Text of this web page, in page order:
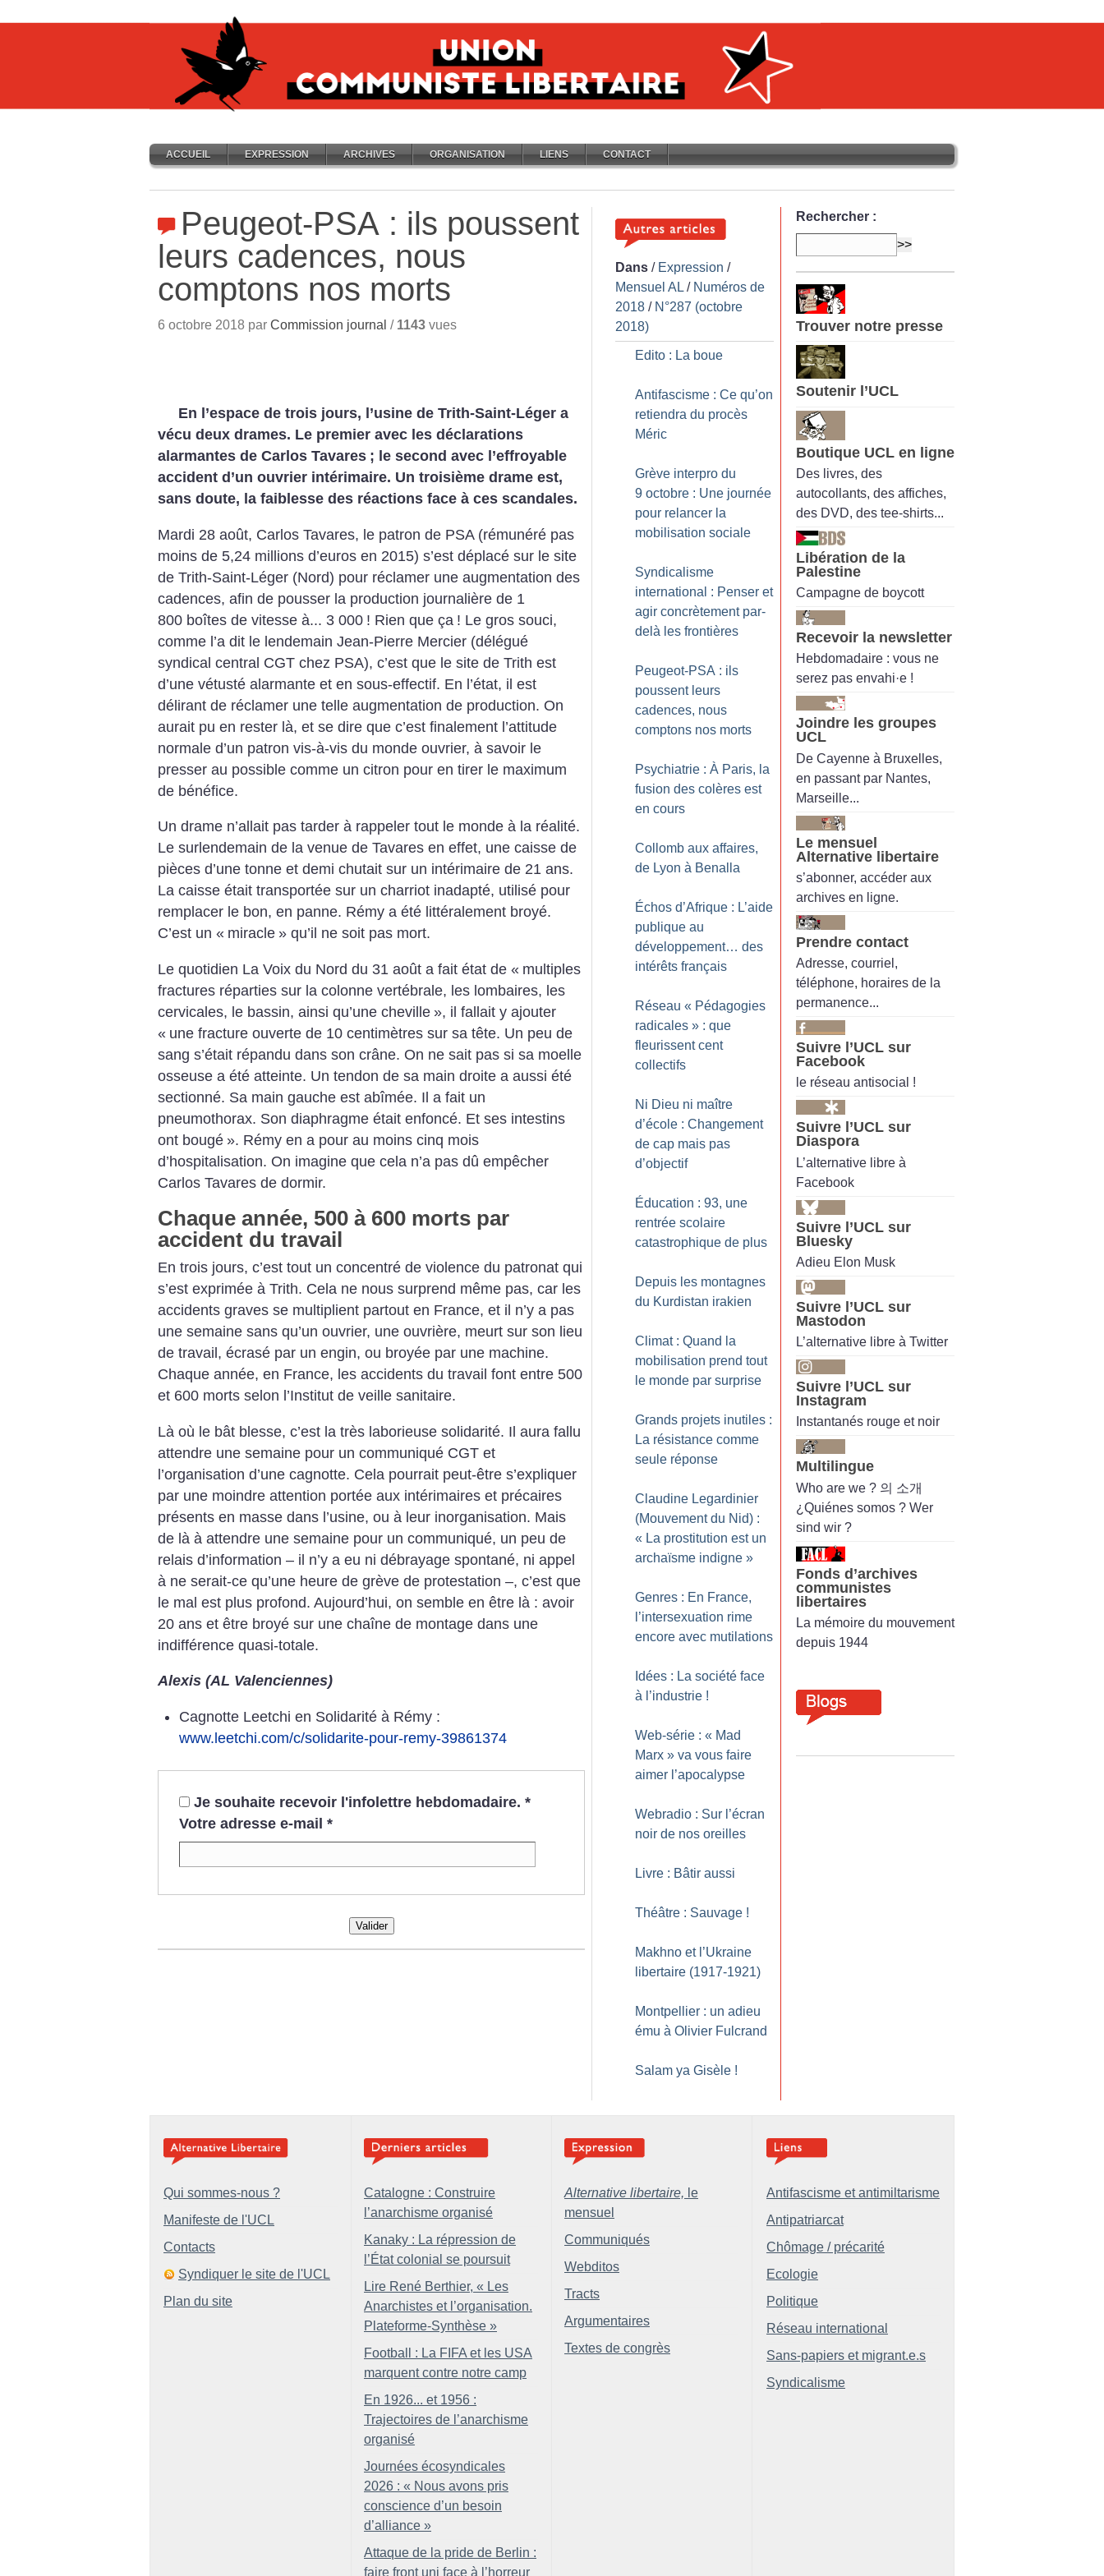
ACCUEIL EXPRESSION ARCHIVES ORGANISATION LIENS CONTACT
Peugeot-PSA : ils poussent
leurs cadences, nous
comptons nos morts
6 octobre 2018 par Commission journal / 1143 vues
En l’espace de trois jours, l’usine de Trith-Saint-Léger a
vécu deux drames. Le premier avec les déclarations
alarmantes de Carlos Tavares ; le second avec l’effroyable
accident d’un ouvrier intérimaire. Un troisième drame est,
sans doute, la faiblesse des réactions face à ces scandales.
Mardi 28 août, Carlos Tavares, le patron de PSA (rémunéré pas
moins de 5,24 millions d’euros en 2015) s’est déplacé sur le site
de Trith-Saint-Léger (Nord) pour réclamer une augmentation des
cadences, afin de pousser la production journalière de 1
800 boîtes de vitesse à... 3 000 ! Rien que ça ! Le gros souci,
comme l’a dit le lendemain Jean-Pierre Mercier (délégué
syndical central CGT chez PSA), c’est que le site de Trith est
d’une vétusté alarmante et en sous-effectif. En l’état, il est
délirant de réclamer une telle augmentation de production. On
aurait pu en rester là, et se dire que c’est finalement l’attitude
normale d’un patron vis-à-vis du monde ouvrier, à savoir le
presser au possible comme un citron pour en tirer le maximum
de bénéfice.
Un drame n’allait pas tarder à rappeler tout le monde à la réalité.
Le surlendemain de la venue de Tavares en effet, une caisse de
pièces d’une tonne et demi chutait sur un intérimaire de 21 ans.
La caisse était transportée sur un charriot inadapté, utilisé pour
remplacer le bon, en panne. Rémy a été littéralement broyé.
C’est un « miracle » qu’il ne soit pas mort.
Le quotidien La Voix du Nord du 31 août a fait état de « multiples
fractures réparties sur la colonne vertébrale, les lombaires, les
cervicales, le bassin, ainsi qu’une cheville », il fallait y ajouter
« une fracture ouverte de 10 centimètres sur sa tête. Un peu de
sang s’était répandu dans son crâne. On ne sait pas si sa moelle
osseuse a été atteinte. Un tendon de sa main droite a aussi été
sectionné. Sa main gauche est abîmée. Il a fait un
pneumothorax. Son diaphragme était enfoncé. Et ses intestins
ont bougé ». Rémy en a pour au moins cinq mois
d’hospitalisation. On imagine que cela n’a pas dû empêcher
Carlos Tavares de dormir.
Chaque année, 500 à 600 morts par
accident du travail
En trois jours, c’est tout un concentré de violence du patronat qui
s’est exprimée à Trith. Cela ne nous surprend même pas, car les
accidents graves se multiplient partout en France, et il n’y a pas
une semaine sans qu’un ouvrier, une ouvrière, meurt sur son lieu
de travail, écrasé par un engin, ou broyée par une machine.
Chaque année, en France, les accidents du travail font entre 500
et 600 morts selon l’Institut de veille sanitaire.
Là où le bât blesse, c’est la très laborieuse solidarité. Il aura fallu
attendre une semaine pour un communiqué CGT et
l’organisation d’une cagnotte. Cela pourrait peut-être s’expliquer
par une moindre attention portée aux intérimaires et précaires
présents en masse dans l’usine, ou à leur inorganisation. Mais
de là à attendre une semaine pour un communiqué, un peu de
relais d’information – il n’y a eu ni débrayage spontané, ni appel
à ne serait-ce qu’une heure de grève de protestation –, c’est que
le mal est plus profond. Aujourd’hui, on semble en être là : avoir
20 ans et être broyé sur une chaîne de montage dans une
indifférence quasi-totale.
Alexis (AL Valenciennes)
Cagnotte Leetchi en Solidarité à Rémy :
www.leetchi.com/c/solidarite-pour-remy-39861374
Je souhaite recevoir l'infolettre hebdomadaire. *
Votre adresse e-mail *
Valider
Dans / Expression /
Mensuel AL / Numéros de
2018 / N°287 (octobre
2018)
Edito : La boue
Antifascisme : Ce qu’on
retiendra du procès
Méric
Grève interpro du
9 octobre : Une journée
pour relancer la
mobilisation sociale
Syndicalisme
international : Penser et
agir concrètement par-
delà les frontières
Peugeot-PSA : ils
poussent leurs
cadences, nous
comptons nos morts
Psychiatrie : À Paris, la
fusion des colères est
en cours
Collomb aux affaires,
de Lyon à Benalla
Échos d’Afrique : L’aide
publique au
développement… des
intérêts français
Réseau « Pédagogies
radicales » : que
fleurissent cent
collectifs
Ni Dieu ni maître
d’école : Changement
de cap mais pas
d’objectif
Éducation : 93, une
rentrée scolaire
catastrophique de plus
Depuis les montagnes
du Kurdistan irakien
Climat : Quand la
mobilisation prend tout
le monde par surprise
Grands projets inutiles :
La résistance comme
seule réponse
Claudine Legardinier
(Mouvement du Nid) :
« La prostitution est un
archaïsme indigne »
Genres : En France,
l’intersexuation rime
encore avec mutilations
Idées : La société face
à l’industrie !
Web-série : « Mad
Marx » va vous faire
aimer l’apocalypse
Webradio : Sur l’écran
noir de nos oreilles
Livre : Bâtir aussi
Théâtre : Sauvage !
Makhno et l’Ukraine
libertaire (1917-1921)
Montpellier : un adieu
ému à Olivier Fulcrand
Salam ya Gisèle !
Rechercher :
Trouver notre presse
Soutenir l’UCL
Boutique UCL en ligne
Des livres, des
autocollants, des affiches,
des DVD, des tee-shirts...
Libération de la
Palestine
Campagne de boycott
Recevoir la newsletter
Hebdomadaire : vous ne
serez pas envahi·e !
Joindre les groupes
UCL
De Cayenne à Bruxelles,
en passant par Nantes,
Marseille...
Le mensuel
Alternative libertaire
s’abonner, accéder aux
archives en ligne.
Prendre contact
Adresse, courriel,
téléphone, horaires de la
permanence...
Suivre l’UCL sur
Facebook
le réseau antisocial !
Suivre l’UCL sur
Diaspora
L’alternative libre à
Facebook
Suivre l’UCL sur
Bluesky
Adieu Elon Musk
Suivre l’UCL sur
Mastodon
L’alternative libre à Twitter
Suivre l’UCL sur
Instagram
Instantanés rouge et noir
Multilingue
Who are we ? 의 소개
¿Quiénes somos ? Wer
sind wir ?
Fonds d’archives
communistes
libertaires
La mémoire du mouvement
depuis 1944
Qui sommes-nous ?
Manifeste de l'UCL
Contacts
Syndiquer le site de l'UCL
Plan du site
Catalogne : Construire
l’anarchisme organisé
Kanaky : La répression de
l’État colonial se poursuit
Lire René Berthier, « Les
Anarchistes et l’organisation.
Plateforme-Synthèse »
Football : La FIFA et les USA
marquent contre notre camp
En 1926... et 1956 :
Trajectoires de l’anarchisme
organisé
Journées écosyndicales
2026 : « Nous avons pris
conscience d’un besoin
d’alliance »
Attaque de la pride de Berlin :
faire front uni face à l’horreur
Alternative libertaire, le
mensuel
Communiqués
Webditos
Tracts
Argumentaires
Textes de congrès
Antifascisme et antimiltarisme
Antipatriarcat
Chômage / précarité
Ecologie
Politique
Réseau international
Sans-papiers et migrant.e.s
Syndicalisme